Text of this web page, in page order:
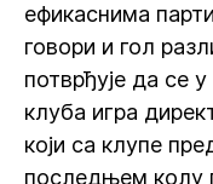
ефикаснима
говори и гол
потврђује да се
клуба игра
који са клупе
последњем колу